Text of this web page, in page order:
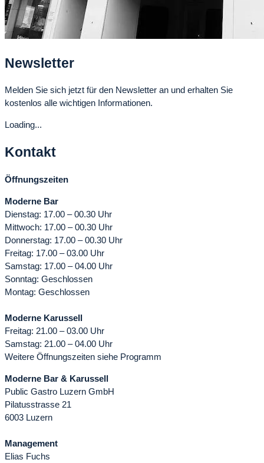
Newsletter
Melden Sie sich jetzt für den Newsletter an und erhalten Sie
kostenlos alle wichtigen Informationen.
Loading...
Kontakt
Öffnungszeiten
Moderne Bar
Dienstag: 17.00 – 00.30 Uhr
Mittwoch: 17.00 – 00.30 Uhr
Donnerstag: 17.00 – 00.30 Uhr
Freitag: 17.00 – 03.00 Uhr
Samstag: 17.00 – 04.00 Uhr
Sonntag: Geschlossen
Montag: Geschlossen
Moderne Karussell
Freitag: 21.00 – 03.00 Uhr
Samstag: 21.00 – 04.00 Uhr
Weitere Öffnungszeiten siehe Programm
Moderne Bar & Karussell
Public Gastro Luzern GmbH
Pilatusstrasse 21
6003 Luzern
Management
Elias Fuchs